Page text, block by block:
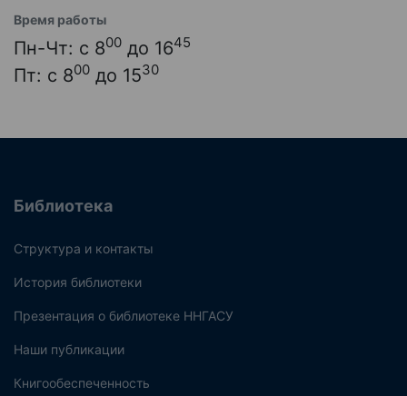
Время работы
Пн-Чт: с 800 до 1645
Пт: с 800 до 1530
Библиотека
Структура и контакты
История библиотеки
Презентация о библиотеке ННГАСУ
Наши публикации
Книгообеспеченность